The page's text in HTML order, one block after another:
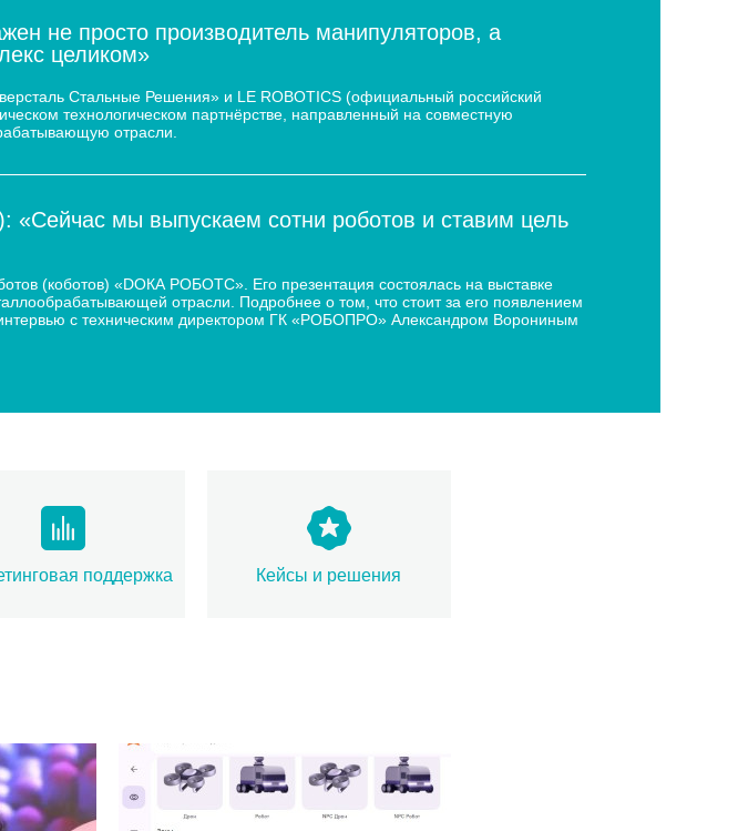
не просто производитель манипуляторов, а
целиком»
Стальные Решения» и LE ROBOTICS (официальный российский
технологическом партнёрстве, направленный на совместную
отрасли.
мы выпускаем сотни роботов и ставим цель
(коботов) «DОКА РОБОТС». Его презентация состоялась на выставке
отрасли. Подробнее о том, что стоит за его появлением
с техническим директором ГК «РОБОПРО» Александром Ворониным
поддержка Кейсы и решения